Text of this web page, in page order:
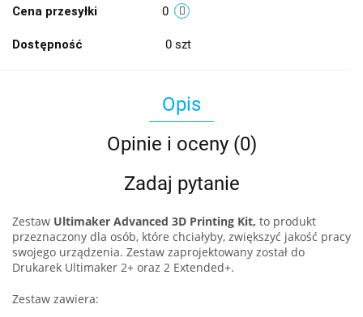
Cena przesyłki 0
Dostępność 0 szt
Opis
Opinie i oceny (0)
Zadaj pytanie
Zestaw Ultimaker Advanced 3D Printing Kit, to produkt
przeznaczony dla osób, które chciałyby, zwiększyć jakość pracy
swojego urządzenia. Zestaw zaprojektowany został do
Drukarek Ultimaker 2+ oraz 2 Extended+.
Zestaw zawiera: